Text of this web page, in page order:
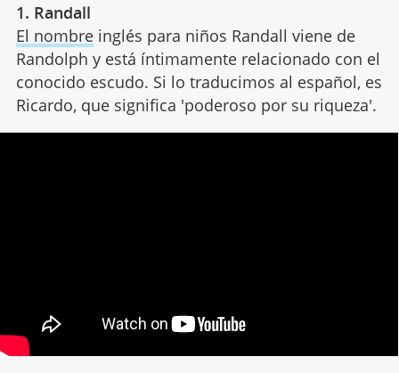
1. Randall
El nombreinglés para niños Randall viene de
Randolph y está íntimamente relacionado con el
conocido escudo. Si lo traducimos al español, es
Ricardo, que significa 'poderoso por su riqueza'.